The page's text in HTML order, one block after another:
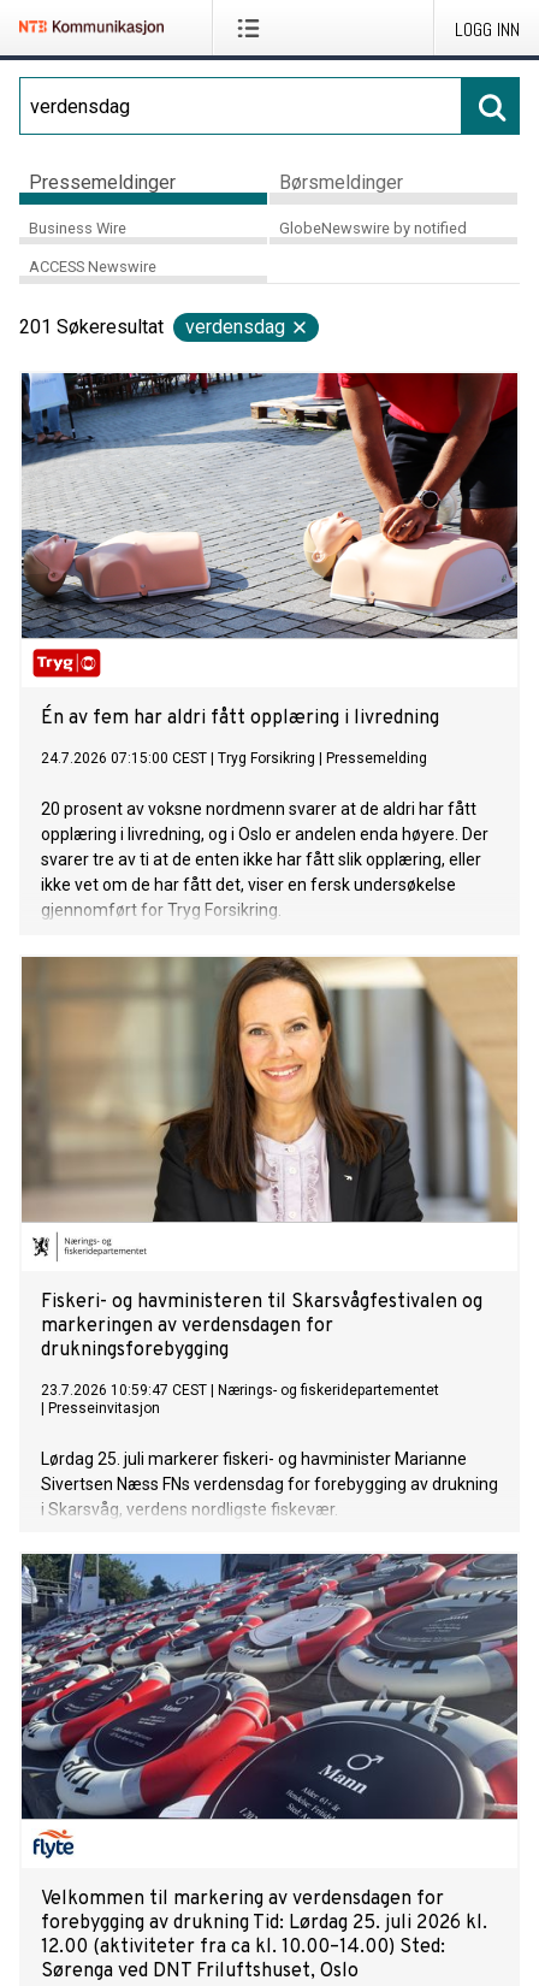
LOGG INN
Pressemeldinger Børsmeldinger
Business Wire GlobeNewswire by notified
ACCESS Newswire
201 Søkeresultat verdensdag
Én av fem har aldri fått opplæring i livredning
24.7.2026 07:15:00 CEST Tryg Forsikring Pressemelding
20 prosent av voksne nordmenn svarer at de aldri har fått
opplæring i livredning, og i Oslo er andelen enda høyere. Der
svarer tre av ti at de enten ikke har fått slik opplæring, eller
ikke vet om de har fått det, viser en fersk undersøkelse
gjennomført for Tryg Forsikring.
Fiskeri- og havministeren til Skarsvågfestivalen og
markeringen av verdensdagen for
drukningsforebygging
23.7.2026 10:59:47 CEST
Nærings- og fiskeridepartementet
Presseinvitasjon
Lørdag 25. juli markerer fiskeri- og havminister Marianne
Sivertsen Næss FNs verdensdag for forebygging av drukning
i Skarsvåg, verdens nordligste fiskevær.
Velkommen til markering av verdensdagen for
forebygging av drukning Tid: Lørdag 25. juli 2026 kl.
12.00 (aktiviteter fra ca kl. 10.00–14.00) Sted:
Sørenga ved DNT Friluftshuset, Oslo